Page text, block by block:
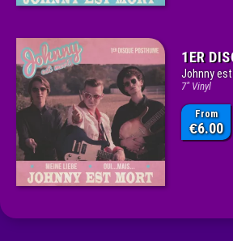
1ER
Johnny
7" Vinyl
From
€6.00